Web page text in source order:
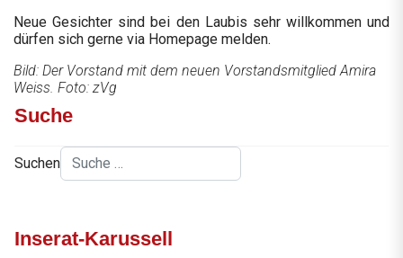
Neue Gesichter sind bei den Laubis sehr willkommen und
dürfen sich gerne via Homepage melden.
Bild: Der Vorstand mit dem neuen Vorstandsmitglied Amira
Weiss. Foto: zVg
Suche
Suchen
Inserat-Karussell